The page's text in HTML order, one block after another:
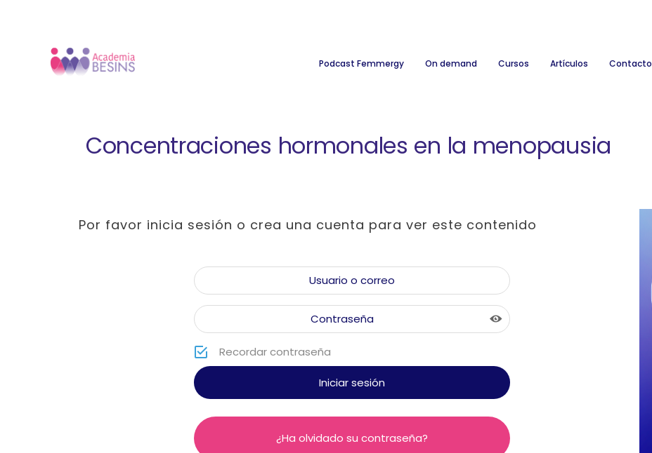
contenido
Podcast Femmergy On demand Cursos Artículos Contacto
Concentraciones hormonales en la menopausia
Por favor inicia sesión o crea una cuenta para ver este contenido
Recordar contraseña
¿Ha olvidado su contraseña?